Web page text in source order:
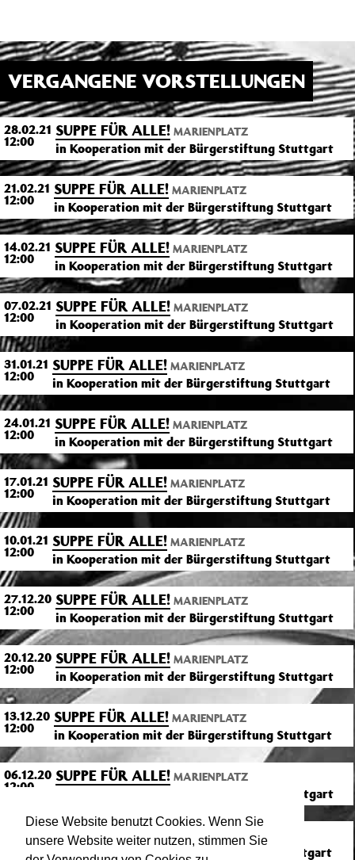
Diese Website benutzt Cookies. Wenn Sie
unsere Website weiter nutzen, stimmen Sie
VERGANGENE VORSTELLUNGEN
28.02.21
12:00
SUPPE FÜR ALLE! MARIENPLATZ
in Kooperation mit der Bürgerstiftung Stuttgart
21.02.21
12:00
SUPPE FÜR ALLE! MARIENPLATZ
in Kooperation mit der Bürgerstiftung Stuttgart
14.02.21
12:00
SUPPE FÜR ALLE! MARIENPLATZ
in Kooperation mit der Bürgerstiftung Stuttgart
07.02.21
12:00
SUPPE FÜR ALLE! MARIENPLATZ
in Kooperation mit der Bürgerstiftung Stuttgart
31.01.21
12:00
SUPPE FÜR ALLE! MARIENPLATZ
in Kooperation mit der Bürgerstiftung Stuttgart
24.01.21
12:00
SUPPE FÜR ALLE! MARIENPLATZ
in Kooperation mit der Bürgerstiftung Stuttgart
17.01.21
12:00
SUPPE FÜR ALLE! MARIENPLATZ
in Kooperation mit der Bürgerstiftung Stuttgart
10.01.21
12:00
SUPPE FÜR ALLE! MARIENPLATZ
in Kooperation mit der Bürgerstiftung Stuttgart
27.12.20
12:00
SUPPE FÜR ALLE! MARIENPLATZ
in Kooperation mit der Bürgerstiftung Stuttgart
20.12.20
12:00
SUPPE FÜR ALLE! MARIENPLATZ
in Kooperation mit der Bürgerstiftung Stuttgart
13.12.20
12:00
SUPPE FÜR ALLE! MARIENPLATZ
in Kooperation mit der Bürgerstiftung Stuttgart
06.12.20
12:00
SUPPE FÜR ALLE! MARIENPLATZ
in Kooperation mit der Bürgerstiftung Stuttgart
12:00
SUPPE FÜR ALLE! MARIENPLATZ
in Kooperation mit der Bürgerstiftung Stuttgart